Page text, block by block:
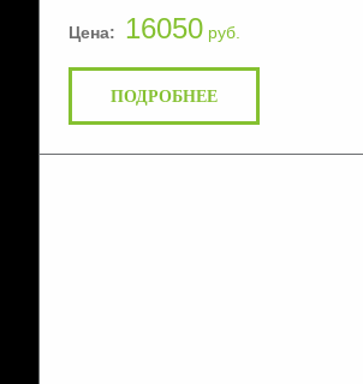
Цена: 16050руб.
ПОДРОБНЕЕ